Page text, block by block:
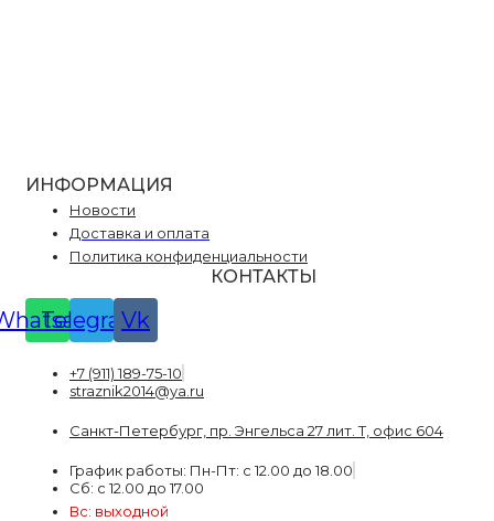
ИНФОРМАЦИЯ
Новости
Доставка и оплата
Политика конфиденциальности
КОНТАКТЫ
Telegram
Vk
+7 (911) 189-75-10
straznik2014@ya.ru
Санкт-Петербург, пр. Энгельса 27 лит. Т, офис 604
График работы: Пн-Пт: с 12.00 до 18.00
Сб: с 12.00 до 17.00
Вс: выходной